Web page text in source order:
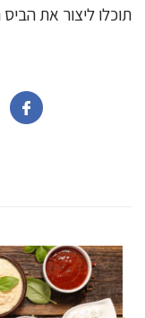
תוכלו ליצור את